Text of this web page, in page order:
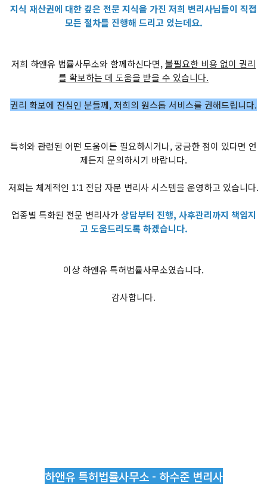
지식 재산권에 대한 깊은 전문 지식을 가진 저희 변리사님들이 직접
모든 절차를 진행해 드리고 있는데요.
저희 하앤유 법률사무소와 함께하신다면,불필요한 비용 없이 권리
를 확보하는 데 도움을 받을 수 있습니다.
권리 확보에 진심인 분들께, 저희의 원스톱 서비스를 권해드립니다.
특허와 관련된 어떤 도움이든 필요하시거나, 궁금한 점이 있다면 언
제든지 문의하시기 바랍니다.
저희는 체계적인 1:1 전담 자문 변리사 시스템을 운영하고 있습니다.
업종별 특화된 전문 변리사가상담부터 진행, 사후관리까지 책임지
고 도움드리도록 하겠습니다.
이상 하앤유 특허법률사무소였습니다.
감사합니다.
하앤유 특허법률사무소 - 하수준 변리사